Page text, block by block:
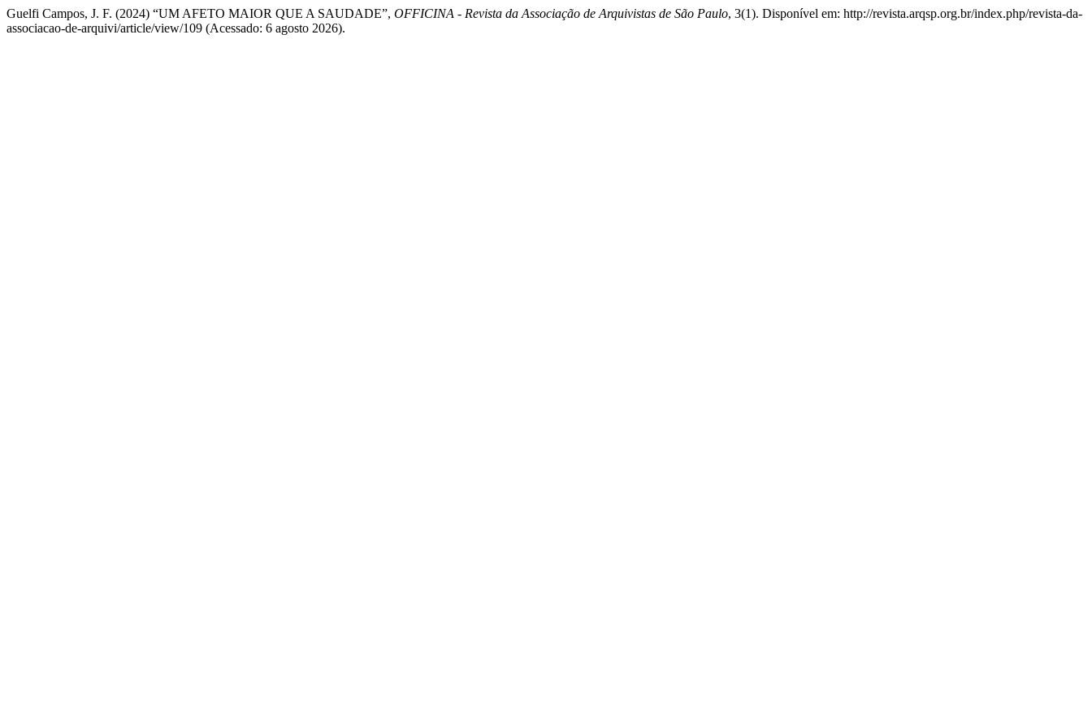
Guelfi Campos, J. F. (2024) “UM AFETO MAIOR QUE A SAUDADE”, OFFICINA - Revista da Associação de Arquivistas de São Paulo, 3(1). Disponível em: http://revista.arqsp.org.br/index.php/revista-da-
associacao-de-arquivi/article/view/109 (Acessado: 6 agosto 2026).